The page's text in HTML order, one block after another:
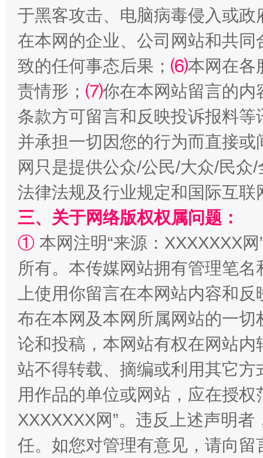
全民健身五年计划来了！等你上场
阿坝州三大球赛在茂县开幕 规模
国家大学科技园优化重塑工作
于黑客攻击、电脑病毒侵入或
在本网的企业、公司网站和共
致的任何事态后果； ⑹本网在各
责情形； ⑺你在本网站留言的内
条款方可留言和反映投诉报料
并承担一切因您的行为而直接
网只是提供公众/公民/大众/民
法律法规及行业规定和国际互
三、关于网络版权权属问题：
① 本网注明“来源：XXXXXXX
所有。本传媒网站拥有管理笔
上使用你留言在本网站内容和
布在本网及本网所属网站的一
论和投稿，本网站有权在网站
站不得转载、摘编或利用其它
用作品的单位或网站，应在授
XXXXXXX网”。违反上述声明
任。如您对管理有意见，请向